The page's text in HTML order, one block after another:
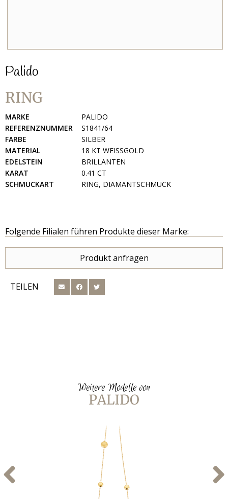
Palido
RING
MARKE
PALIDO
REFERENZNUMMER
S1841/64
FARBE
SILBER
MATERIAL
18 KT WEISSGOLD
EDELSTEIN
BRILLANTEN
KARAT
0.41 CT
SCHMUCKART
RING, DIAMANTSCHMUCK
Folgende Filialen führen Produkte dieser Marke:
Produkt anfragen
TEILEN
Weitere Modelle von
PALIDO